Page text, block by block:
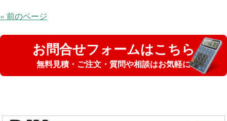
« 前のページ
お問合せフォームはこちら
無料見積・ご注文・質問や相談はお気軽に